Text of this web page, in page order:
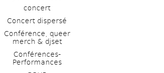
concert
Concert dispersé
Conférence, queer
merch & djset
Conférences-
Performances